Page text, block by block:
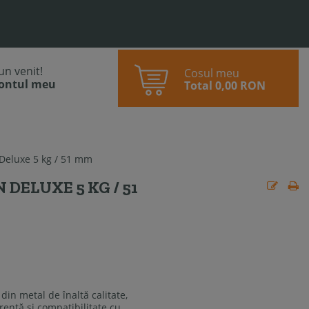
venit!
meu
Cosul meu
Total 0,00 RON
5 kg / 51 mm
5 KG / 51
metal de înaltă calitate,